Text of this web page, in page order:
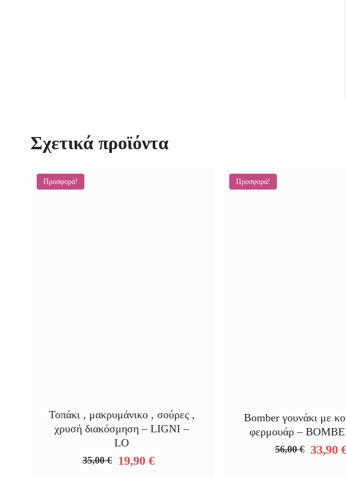
Σχετικά προϊόντα
Προσφορά!
Τοπάκι , μακρυμάνικο , σούρες ,
χρυσή διακόσμηση – LIGNI –
LO
35,00€
Original
19,90€
Η
Προσφορά!
Bomber γουνάκι με
φερμουάρ –
56,00€ 33,90
Η